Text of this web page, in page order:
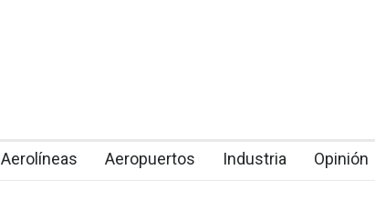
Aerolíneas Aeropuertos Industria Opinión